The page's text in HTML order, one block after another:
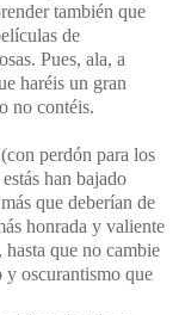
también que
de
Pues, ala, a
haréis un gran
no contéis.
perdón para los
han bajado
que deberían de
honrada y valiente
hasta que no cambie
y oscurantismo que